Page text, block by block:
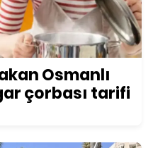
Osmanlı
çorbası tarifi